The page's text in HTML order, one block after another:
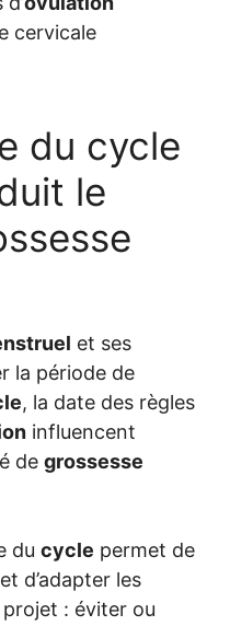
cervicale
du cycle
le
et ses
la période de
, la date des règles
influencent
de grossesse
du cycle permet de
d’adapter les
: éviter ou